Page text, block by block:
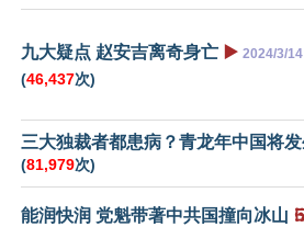
九大疑点 赵安吉离奇身亡 ▶️ 2024/3/14
(46,437次)
三大独裁者都患病？青龙年中国将
(81,979次)
能润快润 党魁带著中共国撞向冰山